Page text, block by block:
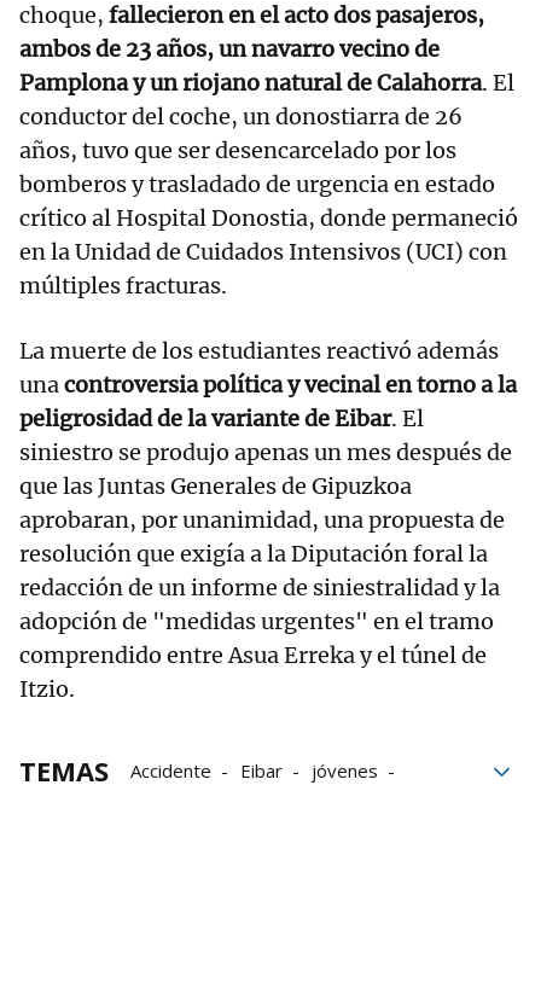
choque, fallecieron en el acto dos pasajeros,
ambos de 23 años, un navarro vecino de
Pamplona y un riojano natural de Calahorra. El
conductor del coche, un donostiarra de 26
años, tuvo que ser desencarcelado por los
bomberos y trasladado de urgencia en estado
crítico al Hospital Donostia, donde permaneció
en la Unidad de Cuidados Intensivos (UCI) con
múltiples fracturas.
La muerte de los estudiantes reactivó además
unacontroversia política y vecinal en torno a la
peligrosidad de la variante de Eibar. El
siniestro se produjo apenas un mes después de
que las Juntas Generales de Gipuzkoa
aprobaran, por unanimidad, una propuesta de
resolución que exigía a la Diputación foral la
redacción de un informe de siniestralidad y la
adopción de "medidas urgentes" en el tramo
comprendido entre Asua Erreka y el túnel de
Itzio.
TEMAS Accidente Eibar
jóvenes